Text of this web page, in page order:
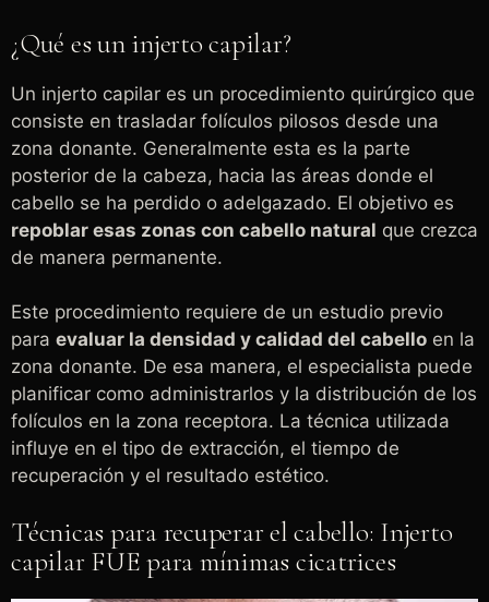
¿Qué es un injerto capilar?
Un injerto capilar es un procedimiento quirúrgico que
consiste en trasladar folículos pilosos desde una
zona donante. Generalmente esta es la parte
posterior de la cabeza, hacia las áreas donde el
cabello se ha perdido o adelgazado. El objetivo es
repoblar esas zonas con cabello natural que crezca
de manera permanente.
Este procedimiento requiere de un estudio previo
para evaluar la densidad y calidad del cabello en la
zona donante. De esa manera, el especialista puede
planificar como administrarlos y la distribución de los
folículos en la zona receptora. La técnica utilizada
influye en el tipo de extracción, el tiempo de
recuperación y el resultado estético.
Técnicas para recuperar el cabello: Injerto
capilar FUE para mínimas cicatrices